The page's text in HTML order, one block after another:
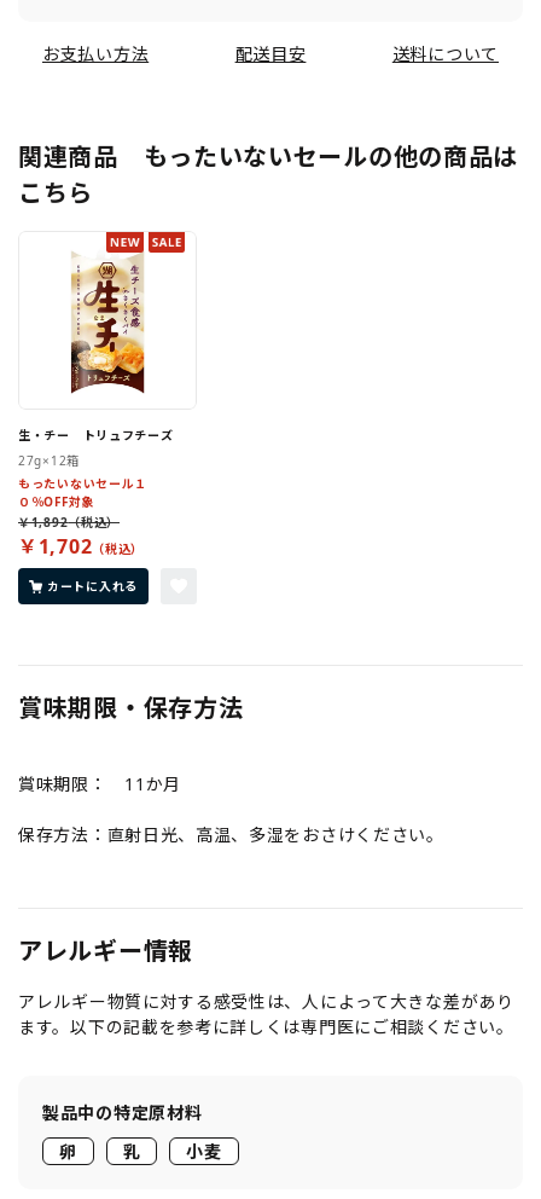
お支払い方法 配送目安 送料について
関連商品 もったいないセールの他の商品は
こちら
生・チー トリュフチーズ
27g×12箱
もったいないセール１
０％OFF対象
￥1,702
￥1,892
カートに入れる
賞味期限・保存方法
賞味期限： 11か月
保存方法：直射日光、高温、多湿をおさけください。
アレルギー情報
アレルギー物質に対する感受性は、人によって大きな差があり
ます。以下の記載を参考に詳しくは専門医にご相談ください。
製品中の特定原材料
卵
乳 小麦